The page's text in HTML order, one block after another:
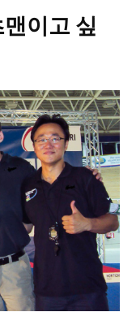
이고 싶